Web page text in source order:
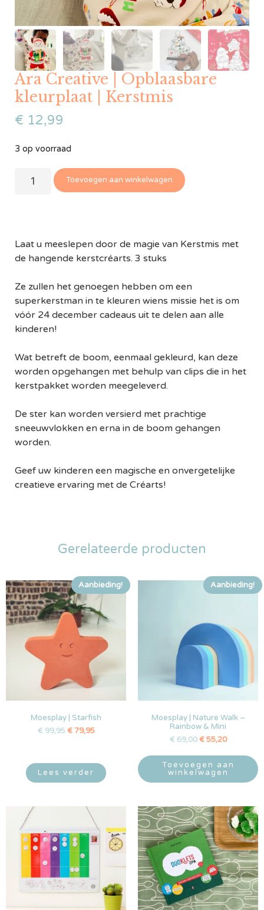
Ara Creative | Opblaasbare
kleurplaat | Kerstmis
€ 12,99
3 op voorraad
Toevoegen aan winkelwagen
Laat u meeslepen door de magie van Kerstmis met
de hangende kerstcréarts. 3 stuks
Ze zullen het genoegen hebben om een
superkerstman in te kleuren wiens missie het is om
vóór 24 december cadeaus uit te delen aan alle
kinderen!
Wat betreft de boom, eenmaal gekleurd, kan deze
worden opgehangen met behulp van clips die in het
kerstpakket worden meegeleverd.
De ster kan worden versierd met prachtige
sneeuwvlokken en erna in de boom gehangen
worden.
Geef uw kinderen een magische en onvergetelijke
creatieve ervaring met de Créarts!
Gerelateerde producten
Aanbieding!
Moesplay | Starfish
€ 99,95 €79,95
Lees verder
Aanbieding!
Moesplay | Nature Walk –
Rainbow & Mini
€ 69,00 €55,20
Toevoegen aan
winkelwagen